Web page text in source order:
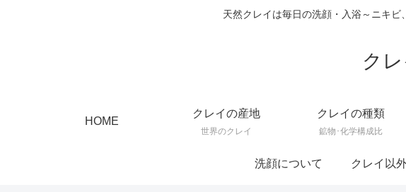
天然クレイは毎日の洗顔・入浴～ニキビ
ク
HOME
クレイの産地
世界のクレイ
クレイの種類
鉱物･化学構成比
洗顔について クレイ以